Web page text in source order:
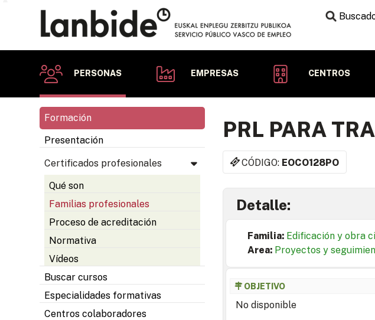
PERSONAS EMPRESAS CENTROS
Formación
Presentación
Certificados profesionales
Qué son
Familias profesionales
Proceso de acreditación
Normativa
Vídeos
Buscar cursos
Especialidades formativas
Centros colaboradores
PRL PARA
CÓDIGO: EOCO128PO
Detalle:
Familia: Edificación y obra
Area: Proyectos y
OBJETIVO
No disponible